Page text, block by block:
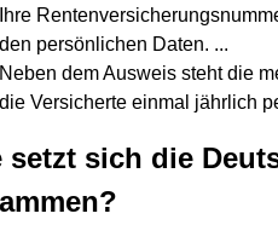
Ihre
den persönlichen Daten. ...
Neben dem Ausweis steht die
die Versicherte einmal jährlich
setzt sich die